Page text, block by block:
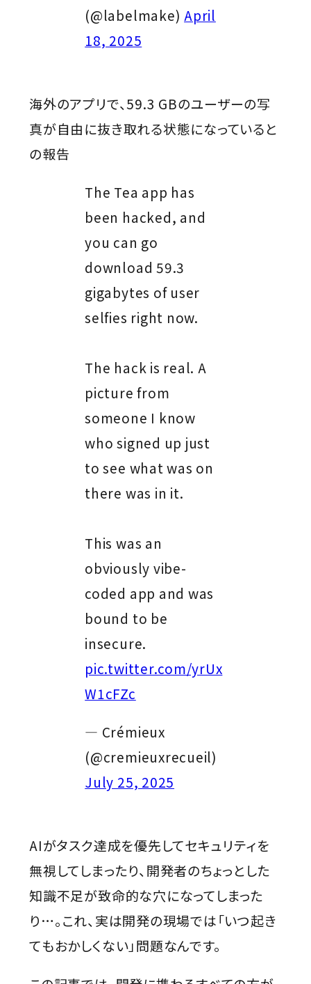
(@labelmake) April
18, 2025
海外のアプリで、59.3 GBのユーザーの写
真が自由に抜き取れる状態になっていると
の報告
The Tea app has
been hacked, and
you can go
download 59.3
gigabytes of user
selfies right now.
The hack is real. A
picture from
someone I know
who signed up just
to see what was on
there was in it.
This was an
obviously vibe-
coded app and was
bound to be
insecure.
pic.twitter.com/yrUx
W1cFZc
— Crémieux
(@cremieuxrecueil)
July 25, 2025
AIがタスク達成を優先してセキュリティを
無視してしまったり、開発者のちょっとした
知識不足が致命的な穴になってしまった
り…。これ、実は開発の現場では「いつ起き
てもおかしくない」問題なんです。